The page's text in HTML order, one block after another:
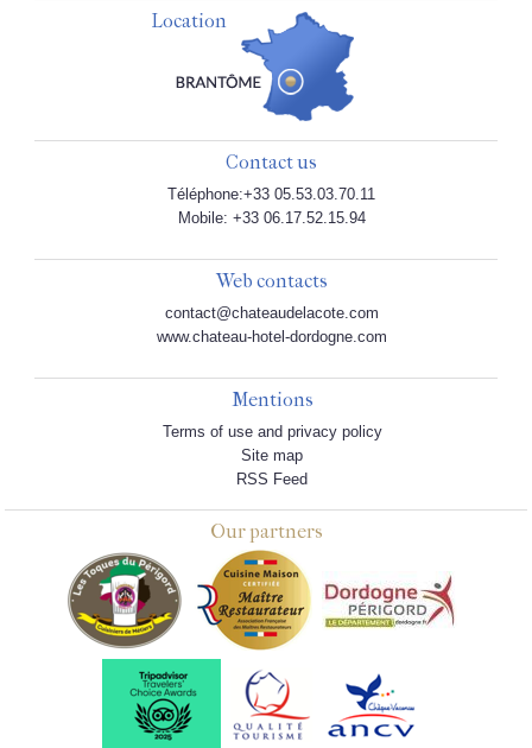
Location
Contact us
Téléphone:+33 05.53.03.70.11
Mobile: +33 06.17.52.15.94
Web contacts
contact@chateaudelacote.com
www.chateau-hotel-dordogne.com
Mentions
Terms of use and privacy policy
Site map
RSS Feed
Our partners